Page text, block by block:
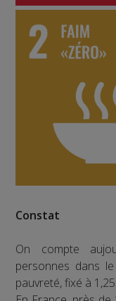
Constat
On compte
personnes dans
pauvreté, fixé à